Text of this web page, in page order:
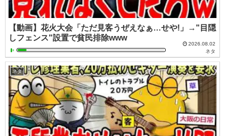
【動画】花火大会「ただ見客うぜえなぁ…せや!」→"目隠
しフェンス"設置で貧民排除www
2026.08.02
ネタ
ネタ